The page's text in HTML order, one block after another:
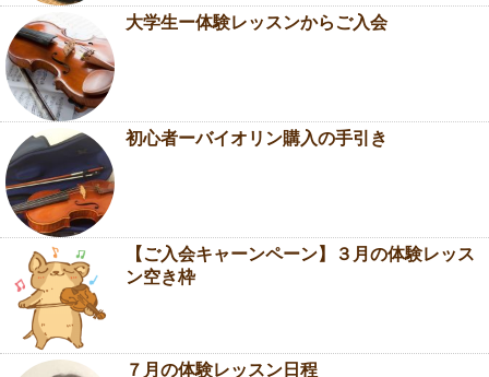
大学生ー体験レッスンからご入会
初心者ーバイオリン購入の手引き
【ご入会キャーンペーン】３月の体験レッス
ン空き枠
７月の体験レッスン日程